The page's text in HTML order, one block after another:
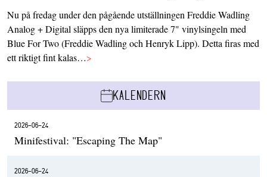
Nu på fredag under den pågående utställningen Freddie Wadling
Analog + Digital släpps den nya limiterade 7" vinylsingeln med
Blue For Two (Freddie Wadling och Henryk Lipp). Detta firas med
ett riktigt fint kalas…>
KALENDERN
2026-06-24
Minifestival: "Escaping The Map"
2026-06-24